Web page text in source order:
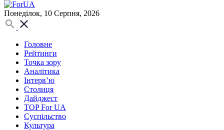
Понеділок, 10 Серпня, 2026
Головне
Рейтинги
Точка зору
Аналітика
Інтерв’ю
Столиця
Дайджест
TOP For UA
Суспiльство
Культура